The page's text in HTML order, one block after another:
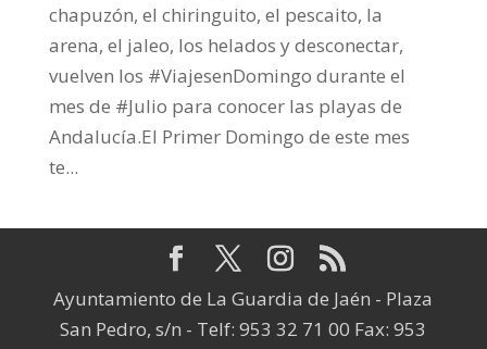
chapuzón, el chiringuito, el pescaito, la
arena, el jaleo, los helados y desconectar,
vuelven los #ViajesenDomingo durante el
mes de #Julio para conocer las playas de
Andalucía.El Primer Domingo de este mes
te...
Ayuntamiento de La Guardia de Jaén - Plaza
San Pedro, s/n - Telf: 953 32 71 00 Fax: 953